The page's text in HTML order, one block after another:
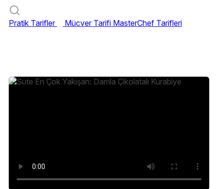
Pratik Tarifler Mücver Tarifi MasterChef Tarifleri